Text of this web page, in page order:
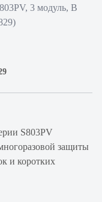
3 модуль, B
S803PV
защиты
и коротких